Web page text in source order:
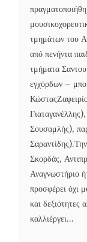
τμημάτων του
από πενήντα
τμήματα
εγχόρδων –
Σουσαμλής),
Σκορδάς,
Αναγνωστήριο
προσφέρει όχι
και δεξιότητες
καλλιέργει...